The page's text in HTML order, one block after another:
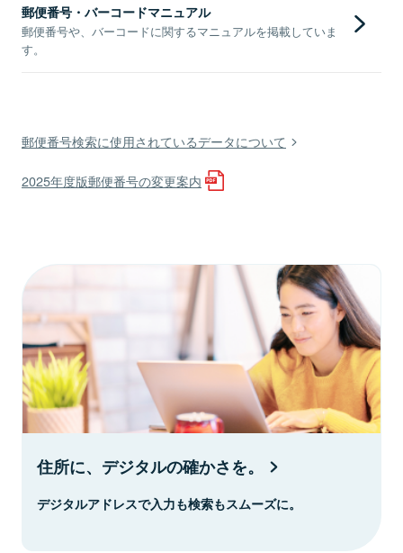
郵便番号・バーコードマニュアル
郵便番号や、バーコードに関するマニュアルを掲載していま
す。
郵便番号検索に使用されているデータについて
2025年度版郵便番号の変更案内
住所に、デジタルの確かさを。
デジタルアドレスで入力も検索もスムーズに。